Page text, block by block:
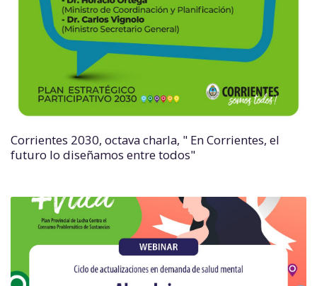
Corrientes 2030, octava charla, " En Corrientes, el
futuro lo diseñamos entre todos"